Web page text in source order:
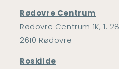
Rødovre Centrum
Rødovre Centrum 1K, 1. 28
2610 Rødovre
Roskilde